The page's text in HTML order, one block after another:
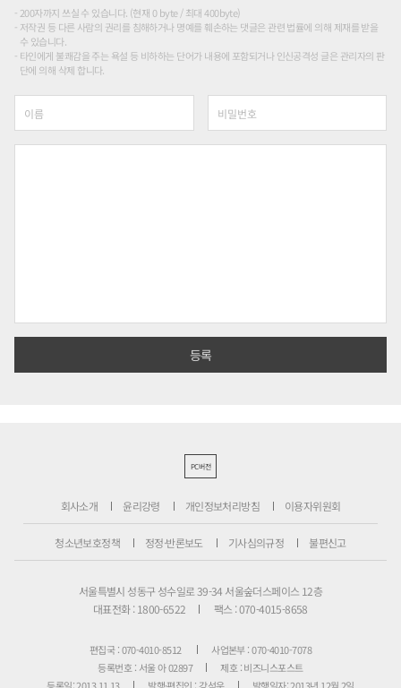
200자까지 쓰실 수 있습니다. (현재 0 byte / 최대 400byte)
저작권 등 다른 사람의 권리를 침해하거나 명예를 훼손하는 댓글은 관련 법률에 의해 제재를 받을
수 있습니다.
타인에게 불쾌감을 주는 욕설 등 비하하는 단어가 내용에 포함되거나 인신공격성 글은 관리자의 판
단에 의해 삭제 합니다.
PC버전
회사소개 윤리강령 개인정보처리방침 이용자위원회
청소년보호정책 정정·반론보도 기사심의규정 불편신고
서울특별시 성동구 성수일로 39-34 서울숲더스페이스 12층
대표전화 : 1800-6522
팩스 : 070-4015-8658
편집국 : 070-4010-8512
사업본부 : 070-4010-7078
등록번호 : 서울 아 02897
제호 : 비즈니스포스트